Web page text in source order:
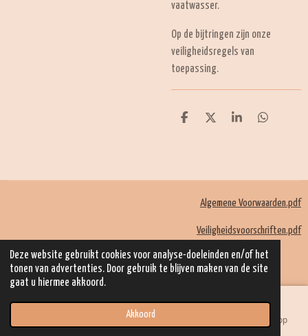
Deze website gebruikt cookies voor analyse-doeleinden en/of het
tonen van advertenties. Door gebruik te blijven maken van de site
gaat u hiermee akkoord.
Akkoord
vaatwasser.
Op de bijtringen zijn onze
veiligheidsregels van
toepassing.
D
D
S
D
Algemene Voorwaarden.pdf
Veiligheidsvoorschriften.pdf
© 2022 - 2026 Mom Kadootjes
Powered byJouwWeb
Telefoonnummer WhatsApp